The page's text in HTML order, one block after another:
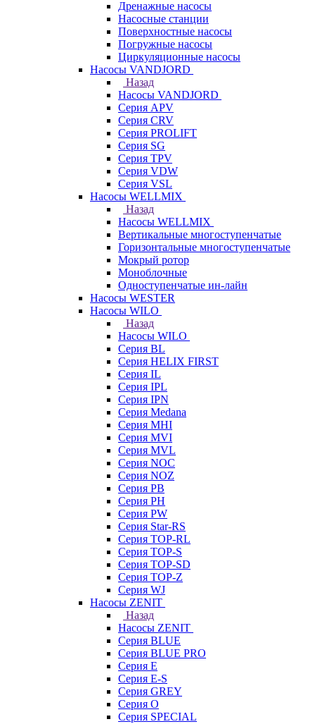
Дренажные насосы
Насосные станции
Поверхностные насосы
Погружные насосы
Циркуляционные насосы
Насосы VANDJORD
Назад
Насосы VANDJORD
Серия APV
Серия CRV
Серия PROLIFT
Серия SG
Серия TPV
Серия VDW
Серия VSL
Насосы WELLMIX
Назад
Насосы WELLMIX
Вертикальные многоступенчатые
Горизонтальные многоступенчатые
Мокрый ротор
Моноблочные
Одноступенчатые ин-лайн
Насосы WESTER
Насосы WILO
Назад
Насосы WILO
Серия BL
Серия HELIX FIRST
Серия IL
Серия IPL
Серия IPN
Серия Medana
Серия MHI
Серия MVI
Серия MVL
Серия NOC
Серия NOZ
Серия PB
Серия PH
Серия PW
Серия Star-RS
Серия TOP-RL
Серия TOP-S
Серия TOP-SD
Серия TOP-Z
Серия WJ
Насосы ZENIT
Назад
Насосы ZENIT
Серия BLUE
Серия BLUE PRO
Серия E
Серия E-S
Серия GREY
Серия O
Серия SPECIAL